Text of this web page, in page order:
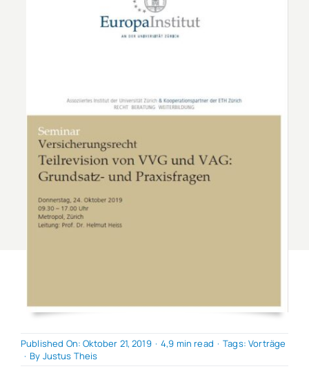
Published On: Oktober 21, 2019 · 4,9 min read · Tags:Vorträge
· By Justus Theis